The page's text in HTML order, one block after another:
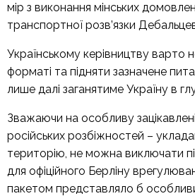
мір з виконання мінських
транспортної розв’язки
Українському керівництву варто
форматі та підняти зазначене
лише далі заганятиме Україну в
Зважаючи на особливу
російських розбіжностей –
територію, не можна виключати
для офіційного Берліну
пакетом представляло б